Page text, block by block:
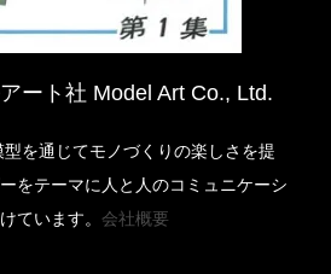
ート社 Model Art Co., Ltd.
を通じてモノづくりの楽しさを提
をテーマに人と人のコミュニケーシ
ています。会社概要